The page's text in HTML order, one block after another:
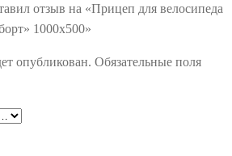
отзыв на «Прицеп для велосипеда
1000х500»
опубликован. Обязательные поля